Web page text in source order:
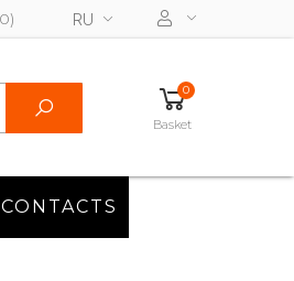
RU
0
Basket
CONTACTS